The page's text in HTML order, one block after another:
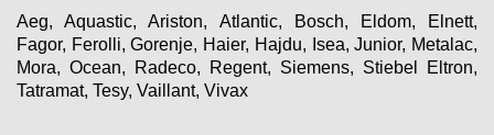
Aeg, Aquastic, Ariston, Atlantic, Bosch, Eldom, Elnett,
Fagor, Ferolli, Gorenje, Haier, Hajdu, Isea, Junior, Metalac,
Mora, Ocean, Radeco, Regent, Siemens, Stiebel Eltron,
Tatramat, Tesy, Vaillant, Vivax